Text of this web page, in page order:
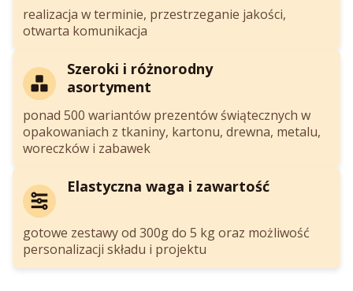
realizacja w terminie, przestrzeganie jakości,
otwarta komunikacja
Szeroki i różnorodny
asortyment
ponad 500 wariantów prezentów świątecznych w
opakowaniach z tkaniny, kartonu, drewna, metalu,
woreczków i zabawek
Elastyczna waga i zawartość
gotowe zestawy od 300g do 5 kg oraz możliwość
personalizacji składu i projektu